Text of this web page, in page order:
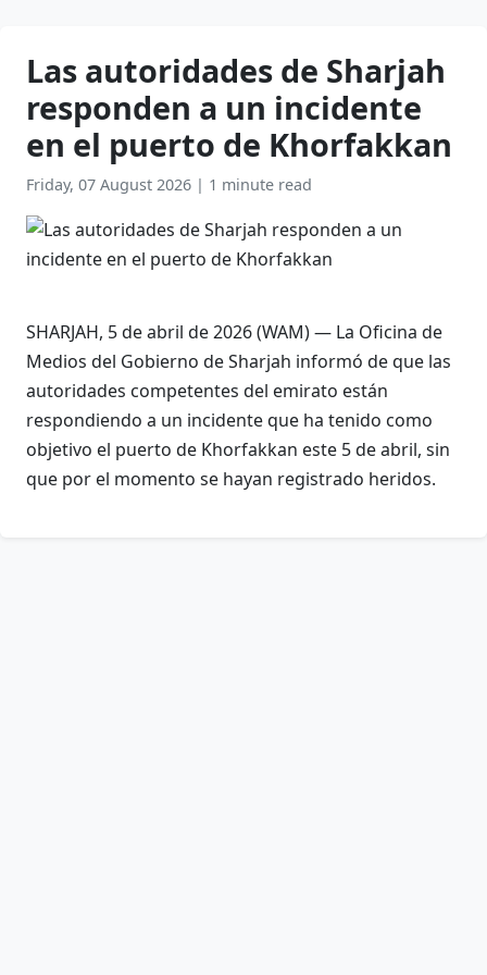
Las autoridades de Sharjah
responden a un incidente
en el puerto de Khorfakkan
Friday, 07 August 2026 | 1 minute read
SHARJAH, 5 de abril de 2026 (WAM) — La Oficina de
Medios del Gobierno de Sharjah informó de que las
autoridades competentes del emirato están
respondiendo a un incidente que ha tenido como
objetivo el puerto de Khorfakkan este 5 de abril, sin
que por el momento se hayan registrado heridos.